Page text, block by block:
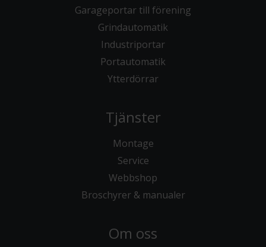
Garageportar till förening
Grindautomatik
Industriportar
Portautomatik
Ytterdörrar
Tjänster
Montage
Service
Webbshop
Broschyrer & manualer
Om oss